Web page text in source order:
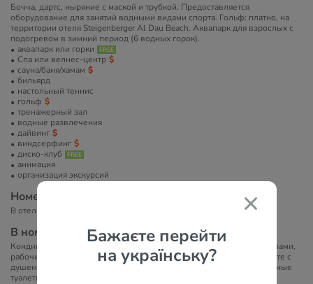
Бажаєте перейти
на українську?
Бочча, дартс, ныряние с маской и трубкой. Предоставляется
оборудование для занятий водными видами спорта. Гольф: платно, на
территории отеля Steigenberger Al Dau Beach. Аквапарк для взрослых с
подогревом в зимний период (6 водных горок).
аквапарк или горки
Спа или велнес-центр
сауна/баня/хамам
бильярд
настольный теннис
гольф
тренажерный зал
водные развлечения
дайвинг
виндсерфинг
диско-клуб
анимация
организация экскурсий
Номера
В отеле 715 номеров.
В номерах
Кондиционер, телевизор с плоским экраном и спутниковыми каналами,
рабочий стол, шкаф, сейф, мини-бар. В собственной ванной комнате с
душем или ванной есть фен, тапочки, халаты, полотенца и бесплатные
туалетно-косметические принадлежности.